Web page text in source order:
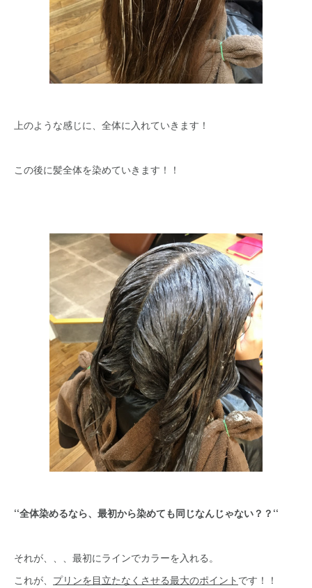
上のような感じに、全体に入れていきます！
この後に髪全体を染めていきます！！
‘‘全体染めるなら、最初から染めても同じなんじゃない？？‘‘
それが、、、最初にラインでカラーを入れる。
これが、 プリンを目立たなくさせる最大のポイント です！！